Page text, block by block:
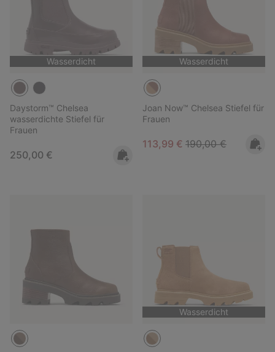
Wasserdicht
Daystorm™ Chelsea
wasserdichte Stiefel für
Frauen
Regular price:
250,00 €
Wasserdicht
Joan Now™ Chelsea Stiefel für
Frauen
Sale price:
113,99 € Regular price:
190,00 €
Wasserdicht